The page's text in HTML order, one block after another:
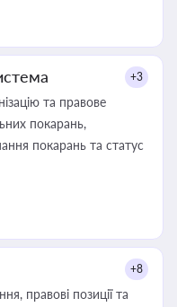
+3
та правове
покарань,
покарань та статус
+8
правові позиції та